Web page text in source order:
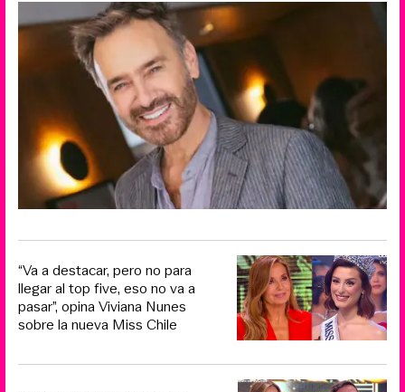
“Va a destacar, pero no para
llegar al top five, eso no va a
pasar”, opina Viviana Nunes
sobre la nueva Miss Chile